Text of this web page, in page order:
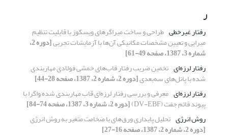
ر
رفتار غیرخطی طراحی و ساخت میراگرهای ویسکوز با قابلیت تنظیم
میرایی و تعیین مشخصات مکانیکی آن‌ها با آزمایشات تجربی [دوره 2،
شماره 3، 1387، صفحه 49-61]
رفتار لرزه‌ای تخمین ضریب رفتار قاب‌های خمشی فولادی مهاربندی
شده با پانل‌های سه‌بعدی[دوره 2، شماره 2، 1387، صفحه 28-44]
رفتار لرزه‌ای معرفی و بررسی رفتار لرزه‌ای قاب مهاربندی شده واگرا با
پیوند قائم جفت (DV-EBF)
[دوره 2، شماره 3، 1387، صفحه 74-84]
روش انرژی تحلیل پایداری ورق‌های با ضخامت متغیر به روش انرژی
[دوره 2، شماره 2، 1387، صفحه 16-27]